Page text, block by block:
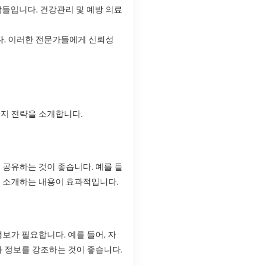
입니다. 건강관리 및 예방 의료
이러한 전문가들에게 신뢰성
전략을 소개합니다.
유하는 것이 좋습니다. 예를 들
개하는 내용이 효과적입니다.
가 필요합니다. 예를 들어, 자
정보를 강조하는 것이 좋습니다.